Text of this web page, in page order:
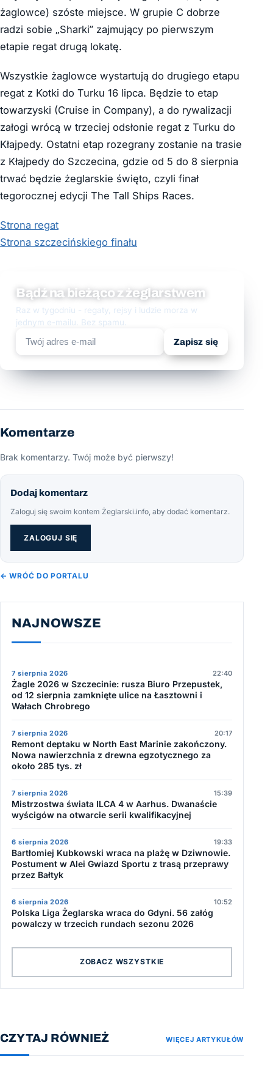
żaglowce) szóste miejsce. W grupie C dobrze
radzi sobie „Sharki” zajmujący po pierwszym
etapie regat drugą lokatę.
Wszystkie żaglowce wystartują do drugiego etapu
regat z Kotki do Turku 16 lipca. Będzie to etap
towarzyski (Cruise in Company), a do rywalizacji
załogi wrócą w trzeciej odsłonie regat z Turku do
Kłajpedy. Ostatni etap rozegrany zostanie na trasie
z Kłajpedy do Szczecina, gdzie od 5 do 8 sierpnia
trwać będzie żeglarskie święto, czyli finał
tegorocznej edycji The Tall Ships Races.
Strona regat
Strona szczecińskiego finału
Bądź na bieżąco z żeglarstwem
Raz w tygodniu - regaty, rejsy i ludzie morza w
jednym e-mailu. Bez spamu.
Zapisz się
Komentarze
Brak komentarzy. Twój może być pierwszy!
Dodaj komentarz
Zaloguj się swoim kontem Żeglarski.info, aby dodać komentarz.
ZALOGUJ SIĘ
← WRÓĆ DO PORTALU
NAJNOWSZE
7 sierpnia 2026 22:40
Żagle 2026 w Szczecinie: rusza Biuro Przepustek,
od 12 sierpnia zamknięte ulice na Łasztowni i
Wałach Chrobrego
7 sierpnia 2026 20:17
Remont deptaku w North East Marinie zakończony.
Nowa nawierzchnia z drewna egzotycznego za
około 285 tys. zł
7 sierpnia 2026 15:39
Mistrzostwa świata ILCA 4 w Aarhus. Dwanaście
wyścigów na otwarcie serii kwalifikacyjnej
6 sierpnia 2026 19:33
Bartłomiej Kubkowski wraca na plażę w Dziwnowie.
Postument w Alei Gwiazd Sportu z trasą przeprawy
przez Bałtyk
6 sierpnia 2026 10:52
Polska Liga Żeglarska wraca do Gdyni. 56 załóg
powalczy w trzecich rundach sezonu 2026
ZOBACZ WSZYSTKIE
CZYTAJ RÓWNIEŻ WIĘCEJ ARTYKUŁÓW